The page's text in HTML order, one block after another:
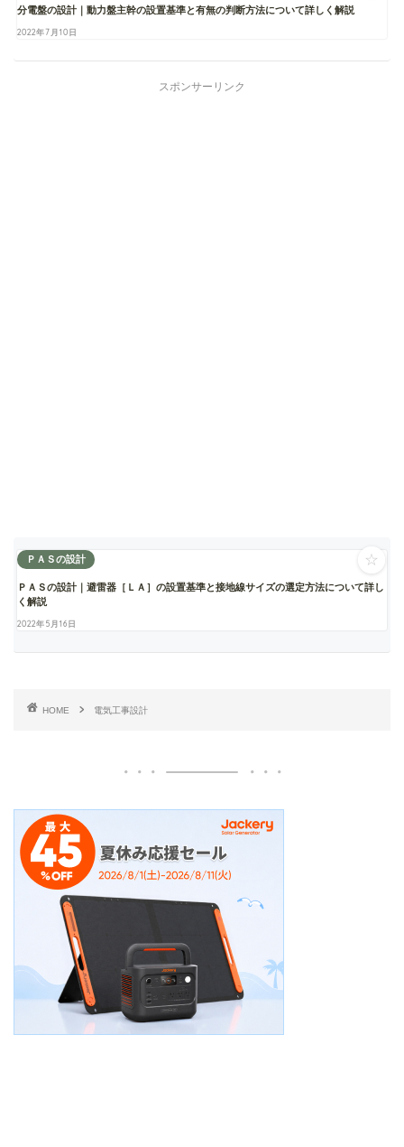
分電盤の設計｜動力盤主幹の設置基準と有無の判断方法について詳しく解説
2022年7月10日
スポンサーリンク
ＰＡＳの設計
ＰＡＳの設計｜避雷器［ＬＡ］の設置基準と接地線サイズの選定方法について詳し
く解説
2022年5月16日
☆
HOME 電気工事設計